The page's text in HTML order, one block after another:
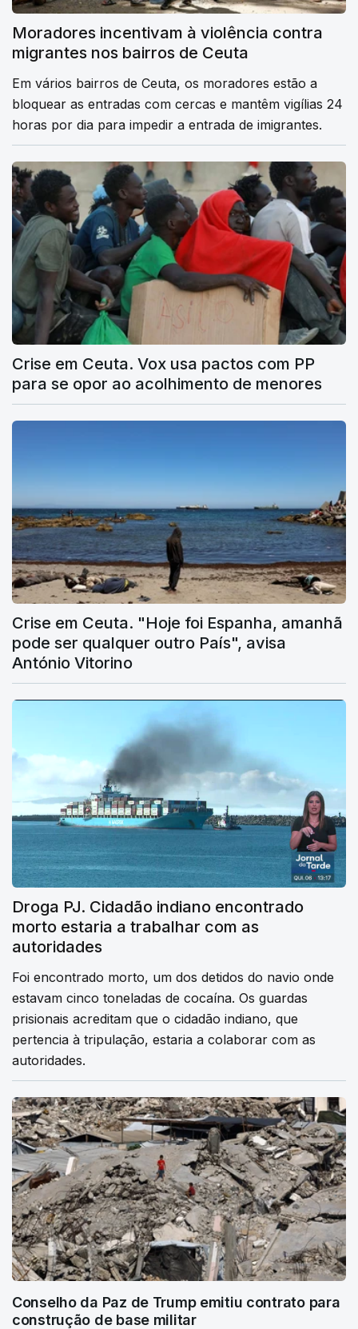
Moradores incentivam à violência contra
migrantes nos bairros de Ceuta
Em vários bairros de Ceuta, os moradores estão a
bloquear as entradas com cercas e mantêm vigílias 24
horas por dia para impedir a entrada de imigrantes.
Crise em Ceuta. Vox usa pactos com PP
para se opor ao acolhimento de menores
Crise em Ceuta. "Hoje foi Espanha, amanhã
pode ser qualquer outro País", avisa
António Vitorino
Droga PJ. Cidadão indiano encontrado
morto estaria a trabalhar com as
autoridades
Foi encontrado morto, um dos detidos do navio onde
estavam cinco toneladas de cocaína. Os guardas
prisionais acreditam que o cidadão indiano, que
pertencia à tripulação, estaria a colaborar com as
autoridades.
Conselho da Paz de Trump emitiu contrato para
construção de base militar